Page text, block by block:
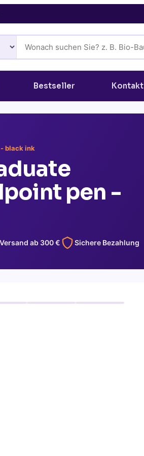
Bestseller Kontakt
black ink
pen -
ab 300€ Sichere Bezahlung